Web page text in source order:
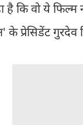
कि वो ये फिल्म
के प्रेसिडेंट